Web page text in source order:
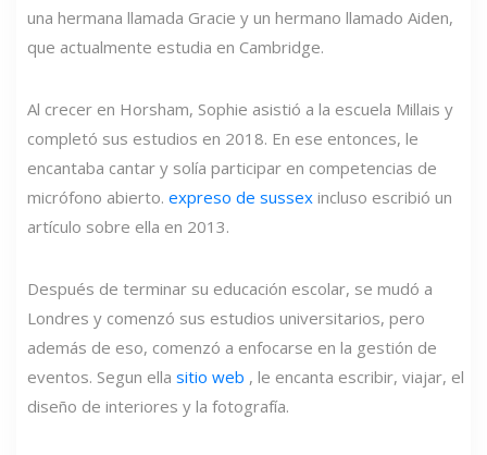
una hermana llamada Gracie y un hermano llamado Aiden,
que actualmente estudia en Cambridge.
Al crecer en Horsham, Sophie asistió a la escuela Millais y
completó sus estudios en 2018. En ese entonces, le
encantaba cantar y solía participar en competencias de
micrófono abierto. expreso de sussex incluso escribió un
artículo sobre ella en 2013.
Después de terminar su educación escolar, se mudó a
Londres y comenzó sus estudios universitarios, pero
además de eso, comenzó a enfocarse en la gestión de
eventos. Segun ella sitio web , le encanta escribir, viajar, el
diseño de interiores y la fotografía.